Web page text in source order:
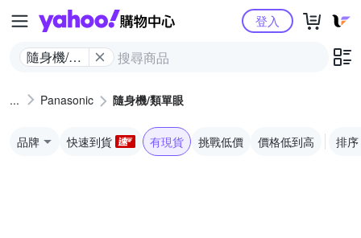
Yahoo購物中心
隨身機/類
登入
Panasonic 隨身機/類單眼
品牌 快速到貨 有現貨 挑戰低價 價格低到高 排序